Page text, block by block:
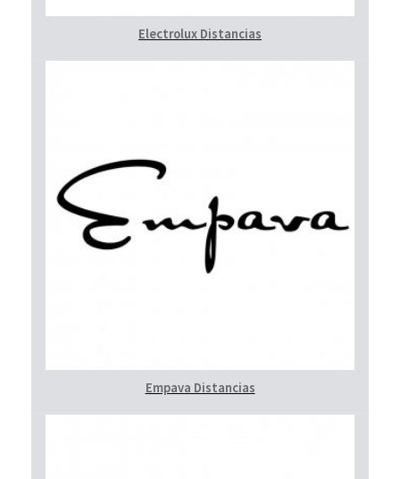
Electrolux Distancias
Empava Distancias